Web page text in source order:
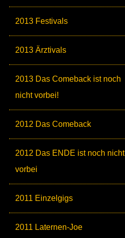
2013 Festivals
2013 Ärztivals
2013 Das Comeback ist noch
nicht vorbei!
2012 Das Comeback
2012 Das ENDE ist noch nicht
vorbei
2011 Einzelgigs
2011 Laternen-Joe